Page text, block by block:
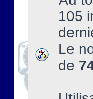
105
Le
de